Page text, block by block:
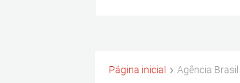
Página inicial Agência Brasil